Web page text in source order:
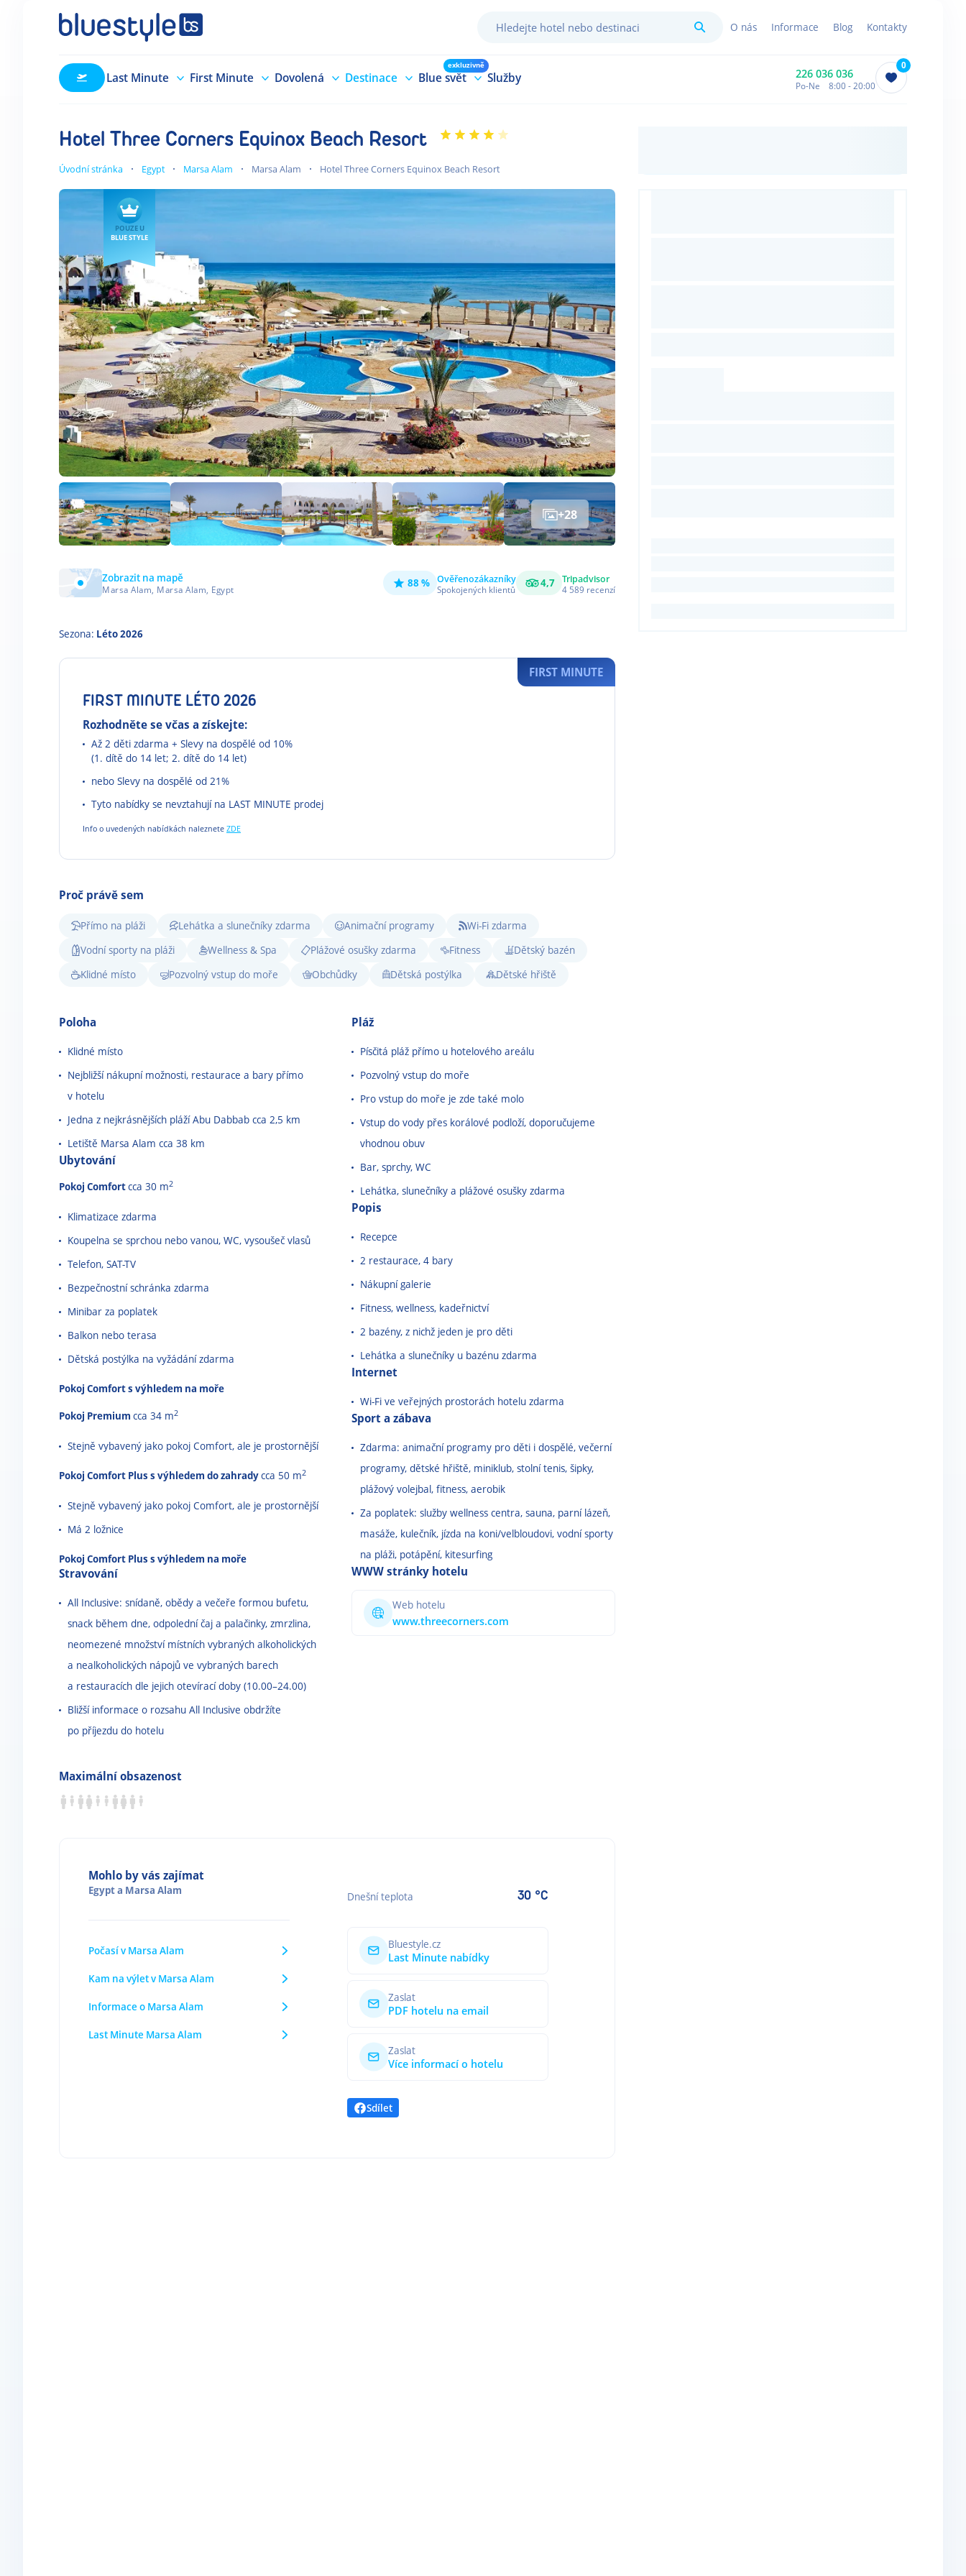
HledatO nás Informace Blog Kontakty
Last Minute First Minute Dovolená Destinace Blue svět
exkluzivně
Služby 226 036 036
Po-Ne 8:00 - 20:00
0
Hotel Three Corners Equinox Beach Resort
Úvodní stránka Egypt Marsa Alam Marsa Alam Hotel Three Corners Equinox Beach Resort
POUZE U
BLUE STYLE
+28
Zobrazit na mapě
Marsa Alam, Marsa Alam, Egypt 88 % Ověřenozákazníky
Spokojených klientů 4,7 Tripadvisor
4 589 recenzí
Sezona: Léto 2026
FIRST MINUTE LÉTO 2026
Rozhodněte se včas a získejte:
Až 2 děti zdarma + Slevy na dospělé od 10%
(1. dítě do 14 let; 2. dítě do 14 let)
nebo Slevy na dospělé od 21%
Tyto nabídky se nevztahují na LAST MINUTE prodej
Info o uvedených nabídkách naleznete ZDE
FIRST MINUTE
Proč právě sem
Přímo na pláži Lehátka a slunečníky zdarma Animační programy
Wi-Fi zdarma
Vodní sporty na pláži
Wellness & Spa Plážové osušky zdarma Fitness
Dětský bazén
Klidné místo
Pozvolný vstup do moře Obchůdky Dětská postýlka Dětské hřiště
Poloha
Klidné místo
Nejbližší nákupní možnosti, restaurace a bary přímo
v hotelu
Jedna z nejkrásnějších pláží Abu Dabbab cca 2,5 km
Letiště Marsa Alam cca 38 km
Ubytování
Pokoj Comfortcca 30 m2
Klimatizace zdarma
Koupelna se sprchou nebo vanou, WC, vysoušeč vlasů
Telefon, SAT-TV
Bezpečnostní schránka zdarma
Minibar za poplatek
Balkon nebo terasa
Dětská postýlka na vyžádání zdarma
Pokoj Comfort s výhledem na moře
Pokoj Premium cca 34 m2
Stejně vybavený jako pokoj Comfort, ale je prostornější
Pokoj Comfort Plus s výhledem do zahradycca 50 m2
Stejně vybavený jako pokoj Comfort, ale je prostornější
Má 2 ložnice
Pokoj Comfort Plus s výhledem na moře
Stravování
All Inclusive: snídaně, obědy a večeře formou bufetu,
snack během dne, odpolední čaj a palačinky, zmrzlina,
neomezené množství místních vybraných alkoholických
a nealkoholických nápojů ve vybraných barech
a restauracích dle jejich otevírací doby (10.00–⁠24.00)
Bližší informace o rozsahu All Inclusive obdržíte
po příjezdu do hotelu
Pláž
Písčitá pláž přímo u hotelového areálu
Pozvolný vstup do moře
Pro vstup do moře je zde také molo
Vstup do vody přes korálové podloží, doporučujeme
vhodnou obuv
Bar, sprchy, WC
Lehátka, slunečníky a plážové osušky zdarma
Popis
Recepce
2 restaurace, 4 bary
Nákupní galerie
Fitness, wellness, kadeřnictví
2 bazény, z nichž jeden je pro děti
Lehátka a slunečníky u bazénu zdarma
Internet
Wi-Fi ve veřejných prostorách hotelu zdarma
Sport a zábava
Zdarma: animační programy pro děti i dospělé, večerní
programy, dětské hřiště, miniklub, stolní tenis, šipky,
plážový volejbal, fitness, aerobik
Za poplatek: služby wellness centra, sauna, parní lázeň,
masáže, kulečník, jízda na koni/velbloudovi, vodní sporty
na pláži, potápění, kitesurfing
WWW stránky hotelu
Web hotelu
www.threecorners.com
Maximální obsazenost
Mohlo by vás zajímat
Egypta Marsa Alam
Počasí v Marsa Alam
Kam na výlet v Marsa Alam
Informace o Marsa Alam
Last Minute Marsa Alam
Dnešní teplota 30 °C
Bluestyle.cz
Last Minute nabídky
Zaslat
PDF hotelu na email
Zaslat
Více informací o hotelu
Sdílet